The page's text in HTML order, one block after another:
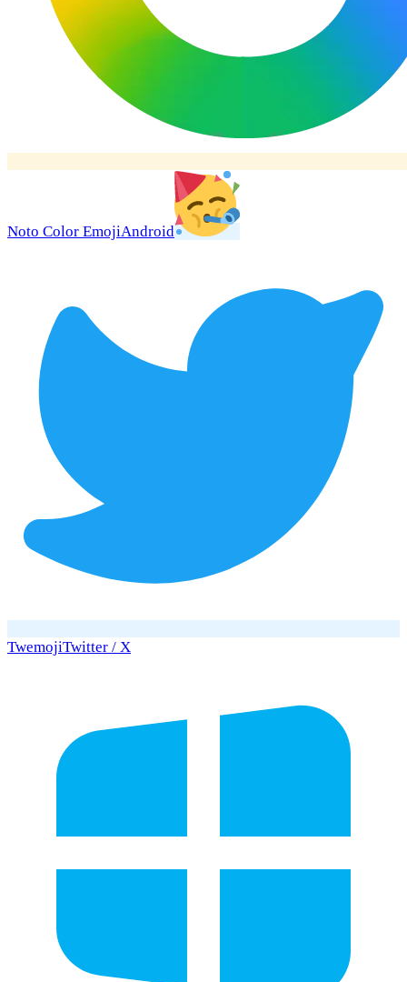
Noto Color EmojiAndroid
TwemojiTwitter / X